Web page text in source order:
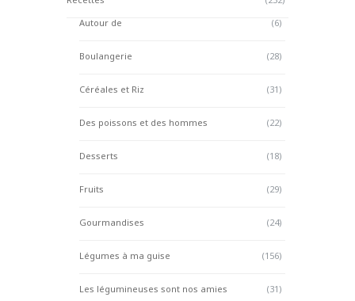
Autour de
(6)
Boulangerie (28)
Céréales et Riz (31)
Des poissons et des hommes (22)
Desserts (18)
Fruits (29)
Gourmandises (24)
Légumes à ma guise (156)
Les légumineuses sont nos amies (31)